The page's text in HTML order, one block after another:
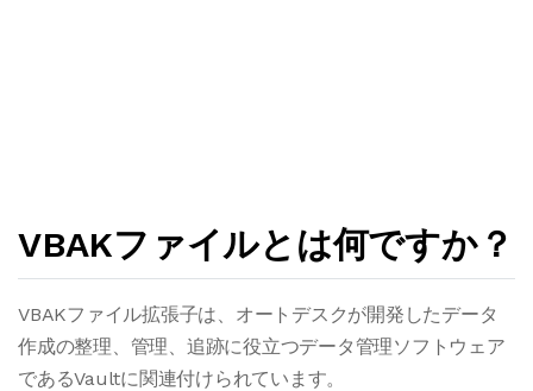
VBAKファイルとは何ですか？
VBAKファイル拡張子は、オートデスクが開発したデータ
作成の整理、管理、追跡に役立つデータ管理ソフトウェア
であるVaultに関連付けられています。